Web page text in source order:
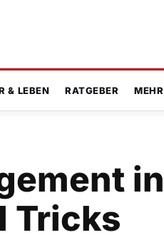
& LEBEN RATGEBER MEHR
in
Tricks